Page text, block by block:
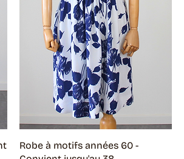
Robe à motifs années 60 -